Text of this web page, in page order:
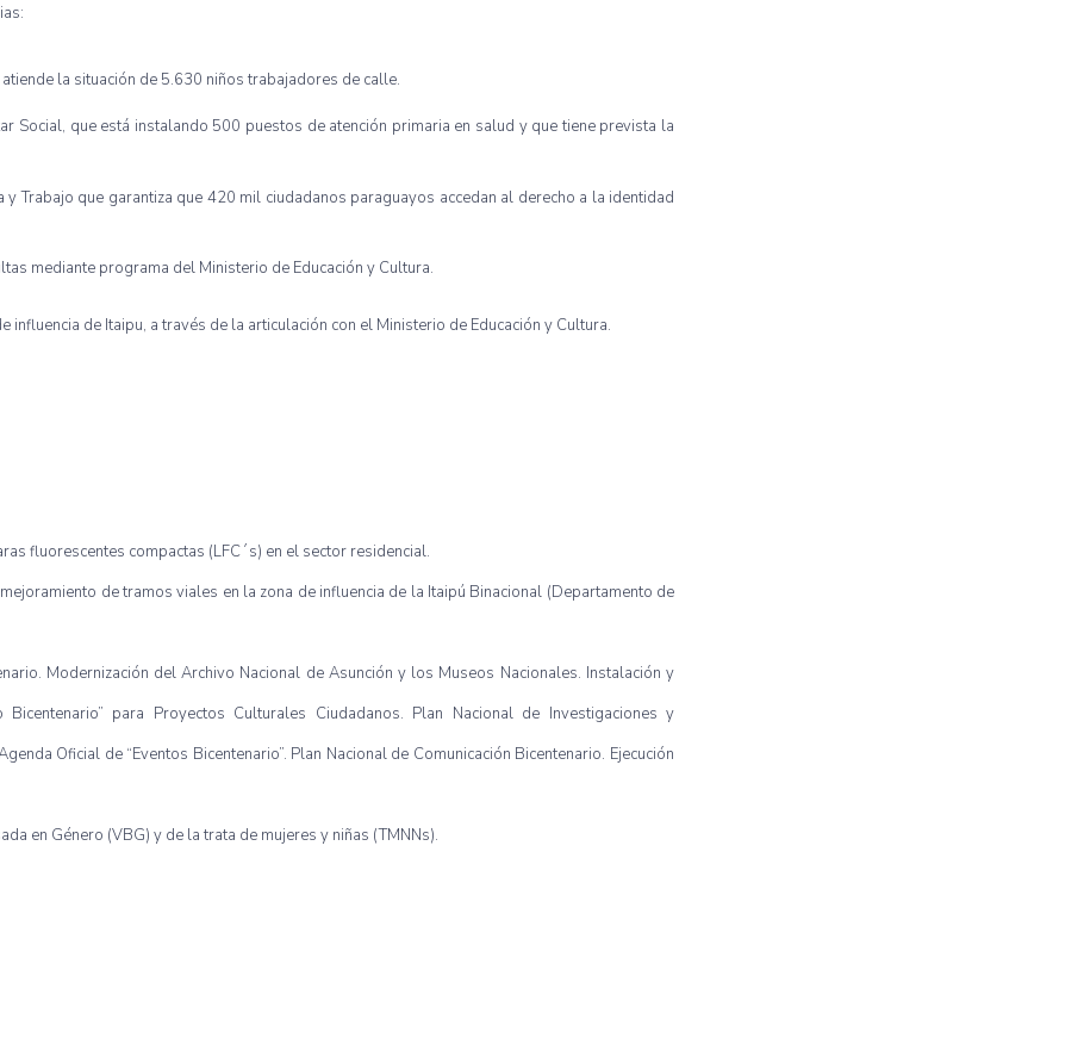
la situación de 5.630 niños trabajadores de calle.
Social, que está instalando 500 puestos de atención primaria en salud y que tiene prevista la
Trabajo que garantiza que 420 mil ciudadanos paraguayos accedan al derecho a la identidad
mediante programa del Ministerio de Educación y Cultura.
influencia de Itaipu, a través de la articulación con el Ministerio de Educación y Cultura.
fluorescentes compactas (LFC´s) en el sector residencial.
de tramos viales en la zona de influencia de la Itaipú Binacional (Departamento de
Modernización del Archivo Nacional de Asunción y los Museos Nacionales. Instalación y
para Proyectos Culturales Ciudadanos. Plan Nacional de Investigaciones y
Oficial de “Eventos Bicentenario”. Plan Nacional de Comunicación Bicentenario. Ejecución
en Género (VBG) y de la trata de mujeres y niñas (TMNNs).